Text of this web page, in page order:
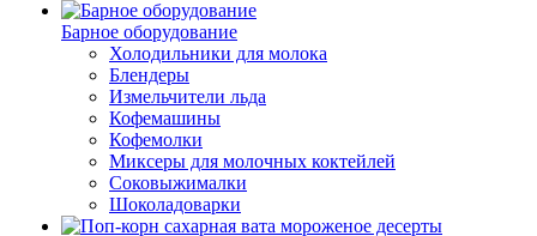
Барное оборудование
Холодильники для молока
Блендеры
Измельчители льда
Кофемашины
Кофемолки
Миксеры для молочных коктейлей
Соковыжималки
Шоколадоварки